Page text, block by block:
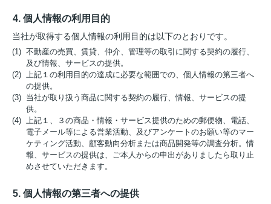
4. 個人情報の利用目的
当社が取得する個人情報の利用目的は以下のとおりです。
(1) 不動産の売買、賃貸、仲介、管理等の取引に関する契約の履行、
及び情報、サービスの提供。
(2) 上記１の利用目的の達成に必要な範囲での、個人情報の第三者へ
の提供。
(3) 当社が取り扱う商品に関する契約の履行、情報、サービスの提
供。
(4) 上記１、３の商品・情報・サービス提供のための郵便物、電話、
電子メール等による営業活動、及びアンケートのお願い等のマー
ケティング活動、顧客動向分析または商品開発等の調査分析。情
報、サービスの提供は、ご本人からの申出がありましたら取り止
めさせていただきます。
5. 個人情報の第三者への提供